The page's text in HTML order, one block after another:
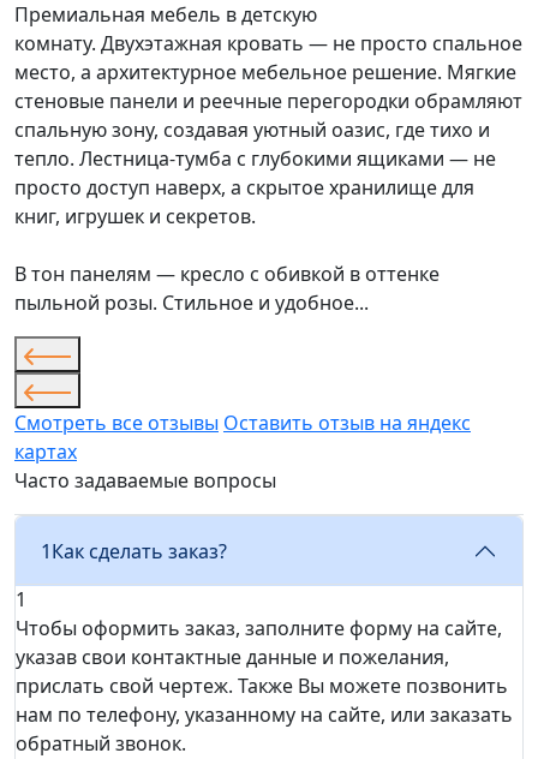
Премиальная мебель в детскую
комнату. Двухэтажная кровать — не просто спальное
место, а архитектурное мебельное решение. Мягкие
стеновые панели и реечные перегородки обрамляют
спальную зону, создавая уютный оазис, где тихо и
тепло. Лестница-тумба с глубокими ящиками — не
просто доступ наверх, а скрытое хранилище для
книг, игрушек и секретов.
В тон панелям — кресло с обивкой в оттенке
пыльной розы. Стильное и удобное...
Смотреть все отзывы Оставить отзыв на яндекс
картах
Часто задаваемые вопросы
1Как сделать заказ?
1
Чтобы оформить заказ, заполните форму на сайте,
указав свои контактные данные и пожелания,
прислать свой чертеж. Также Вы можете позвонить
нам по телефону, указанному на сайте, или заказать
обратный звонок.